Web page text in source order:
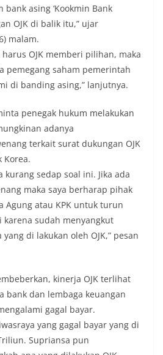
asing ‘Kookmin Bank
OJK di balik itu,” ujar
malam.
harus OJK memberi pilihan, maka
pemegang saham pemerintah
di banding asing,” lanjutnya.
penegak hukum melakukan
adanya
terkait surat dukungan OJK
Korea.
kurang sedap soal ini. Jika ada
maka saya berharap pihak
Agung atau KPK untuk turun
karena sudah menyangkut
di lakukan oleh OJK,” pesan
kinerja OJK terlihat
bank dan lembaga keuangan
gagal bayar.
yang gagal bayar yang di
Supriansa pun